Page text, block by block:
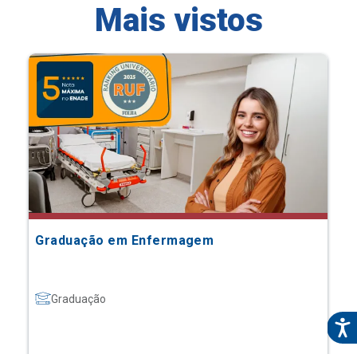
Mais vistos
Graduação em Enfermagem
Graduação